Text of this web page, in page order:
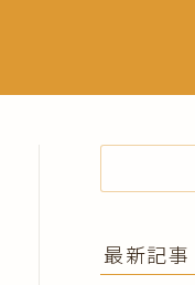
最新記事